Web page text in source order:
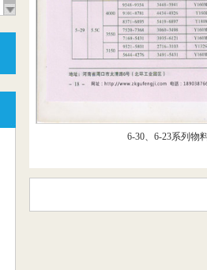
6-30、6-23系列物